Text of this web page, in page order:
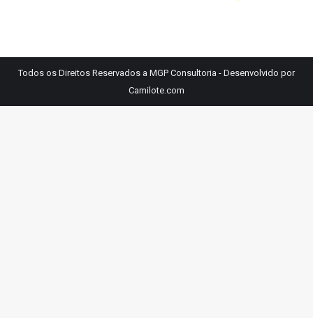
Todos os Direitos Reservados a MGP Consultoria - Desenvolvido por
Camilote.com